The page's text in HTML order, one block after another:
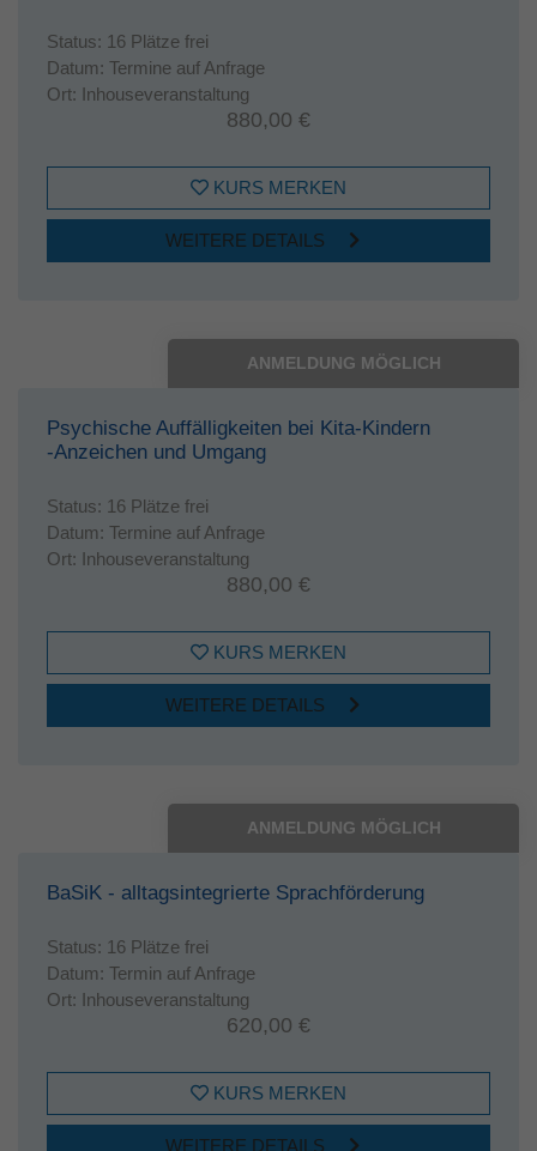
Status: 16 Plätze frei
Datum: Termine auf Anfrage
Ort: Inhouseveranstaltung
880,00 €
KURS MERKEN
WEITERE DETAILS
ANMELDUNG MÖGLICH
Psychische Auffälligkeiten bei Kita-Kindern
-Anzeichen und Umgang
Status: 16 Plätze frei
Datum: Termine auf Anfrage
Ort: Inhouseveranstaltung
880,00 €
KURS MERKEN
WEITERE DETAILS
ANMELDUNG MÖGLICH
BaSiK - alltagsintegrierte Sprachförderung
Status: 16 Plätze frei
Datum: Termin auf Anfrage
Ort: Inhouseveranstaltung
620,00 €
KURS MERKEN
WEITERE DETAILS